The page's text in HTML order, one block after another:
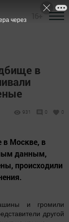
в
931 0 0
в Москве, в
данным,
происходили
и громили
другой
через